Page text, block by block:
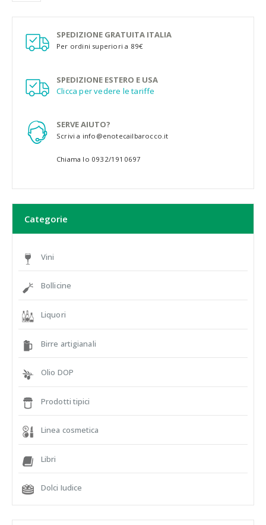
SPEDIZIONE GRATUITA ITALIA
Per ordini superiori a 89€
SPEDIZIONE ESTERO E USA
Clicca per vedere le tariffe
SERVE AIUTO?
Scrivi a info@enotecailbarocco.it
Chiama lo 0932/1910697
Categorie
Vini
Bollicine
Liquori
Birre artigianali
Olio DOP
Prodotti tipici
Linea cosmetica
Libri
Dolci Iudice